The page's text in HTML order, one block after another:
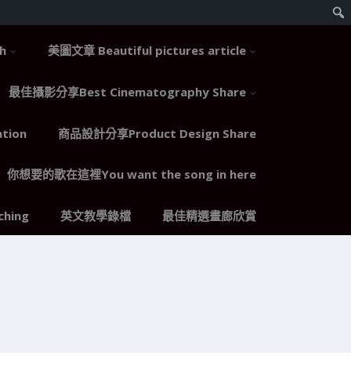
美圖文章 Beautiful pictures article
最佳攝影分享Best Cinematography Share
商品設計分享Product Design Share
你想要的歌在這裡You want the song in here
英文教學錄檔 最佳精選畫廊欣賞